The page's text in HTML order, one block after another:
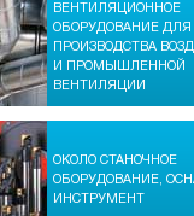
ВЕНТИЛЯЦИОННОЕ
ОБОРУДОВАНИЕ ДЛЯ
ПРОИЗВОДСТВА
И ПРОМЫШЛЕННОЙ
ВЕНТИЛЯЦИИ
ОКОЛО СТАНОЧНОЕ
ОБОРУДОВАНИЕ,
ИНСТРУМЕНТ